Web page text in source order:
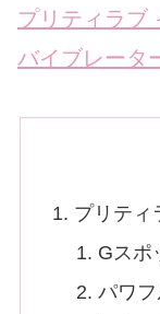
プリティラブ
バイブレータ
プリティ
Gスポ
パワ